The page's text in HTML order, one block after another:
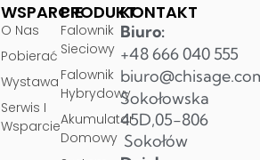
PRODUKT
Falownik
Sieciowy
Falownik
Hybrydowy
Akumulator
Domowy
WSPARCIE
O Nas
Pobierać
Wystawa
Serwis I
Wsparcie
KONTAKT
Biuro:
+48 666 040 555
Sokołowska
45D,05-806
Sokołów